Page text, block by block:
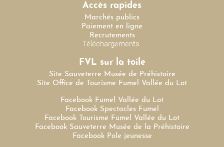
Accès rapides
Marchés publics
Paiement en ligne
Recrutements
Téléchargements
FVL sur la toile
Site Sauveterre Musée de Préhistoire
Site Office de Tourisme Fumel Vallée du Lot
Facebook Fumel Vallée du Lot
Facebook Spectacles Fumel
Facebook Tourisme Fumel Vallée du Lot
Facebook Sauveterre Musée de la Préhistoire
Facebook Pole jeunesse